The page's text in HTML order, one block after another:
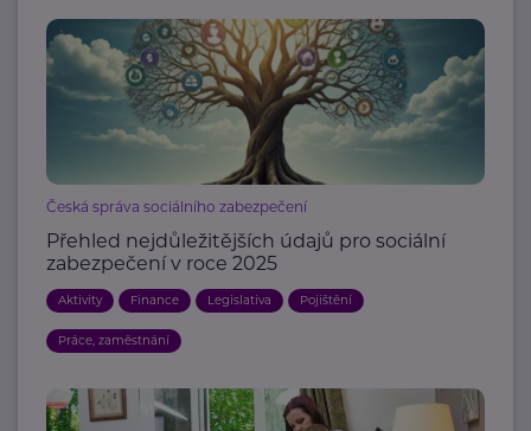
Česká správa sociálního zabezpečení
Přehled nejdůležitějších údajů pro sociální
zabezpečení v roce 2025
Aktivity Finance Legislativa Pojištění
Práce, zaměstnání